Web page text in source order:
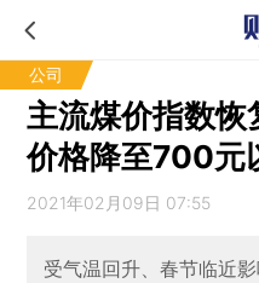
公司
主流煤价指数恢
价格降至700元
2021年02月09日 07:55
受气温回升、春节临近